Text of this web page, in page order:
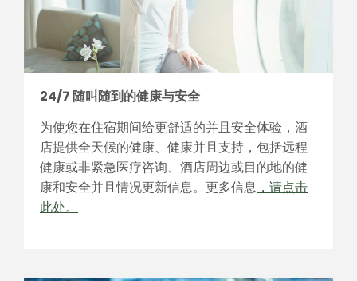
24/7 随叫随到的健康与安全
为使您在住宿期间给更舒适的并且安全体验，酒
店提供全天候的健康、健康并且支持，包括远程
健康或非紧急医疗咨询、酒店周边或目的地的健
康和安全并且情况更新信息。更多信息 ，请点击
此处。